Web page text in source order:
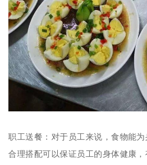
职工送餐：对于员工来说，食物能
合理搭配可以保证员工的身体健康，